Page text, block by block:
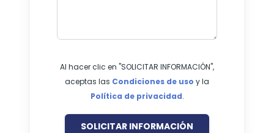
Al hacer clic en "SOLICITAR INFORMACIÓN",
aceptas las Condiciones de uso y la
Política de privacidad.
SOLICITAR INFORMACIÓN